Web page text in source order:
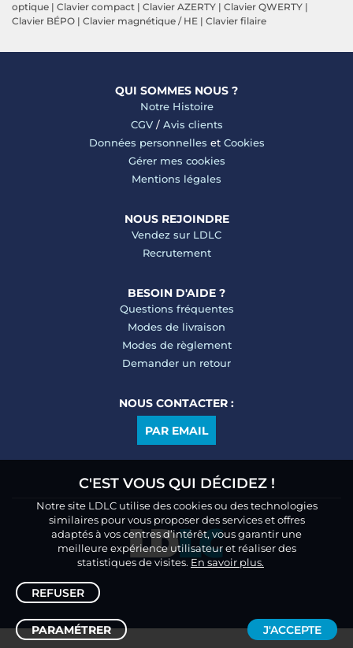
C'EST VOUS QUI DÉCIDEZ !
Notre site LDLC utilise des cookies ou des technologies
similaires pour vous proposer des services et offres
adaptés à vos centres d’intérêt, vous garantir une
meilleure expérience utilisateur et réaliser des
statistiques de visites. En savoir plus.
REFUSER
PARAMÉTRER J'ACCEPTE
optique | Clavier compact | Clavier AZERTY | Clavier QWERTY |
Clavier BÉPO | Clavier magnétique / HE | Clavier filaire
QUI SOMMES NOUS ?
Notre Histoire
CGV/ Avis clients
Données personnelles et Cookies
Gérer mes cookies
Mentions légales
NOUS REJOINDRE
Vendez sur LDLC
Recrutement
BESOIN D'AIDE ?
Questions fréquentes
Modes de livraison
Modes de règlement
Demander un retour
NOUS CONTACTER :
PAR EMAIL